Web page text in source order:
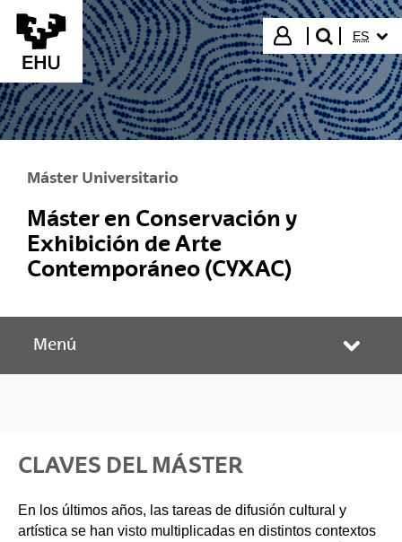
Saltar al contenido principal
Iniciar sesión
buscar"
ES
Máster Universitario
Máster en Conservación y
Exhibición de Arte
Contemporáneo (CYXAC)
Menú
CLAVES DEL MÁSTER
En los últimos años, las tareas de difusión cultural y
artística se han visto multiplicadas en distintos contextos